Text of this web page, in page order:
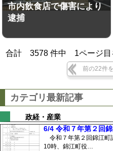
市内飲食店で傷害により
逮捕
合計3578 件中 1ページ
前の22件
カテゴリ最新記事
政経・産業
6/4 令和７年第２回
令和７年第２回錦江町
10時、錦江町役…